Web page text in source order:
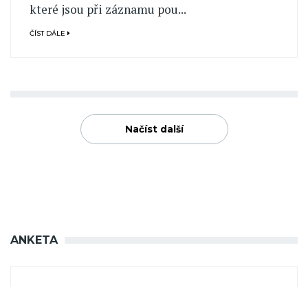
které jsou při záznamu pou...
ČÍST DÁLE
Načíst další
ANKETA